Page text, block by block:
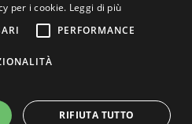
Privacy Policy
per i cookie. Leggi di più
PERFORMANCE
RIFIUTA TUTTO